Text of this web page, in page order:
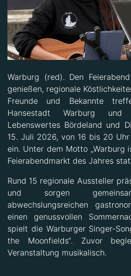
Warburg (red). Den
genießen, regionale
Freunde und Bekannte
Hansestadt Warburg und
Lebenswertes Bördeland und
15. Juli 2026, von 16 bis 20
ein. Unter dem Motto „Warburg
Feierabendmarkt des Jahres
Rund 15 regionale Aussteller
und sorgen
abwechslungsreichen
einen genussvollen
spielt die Warburger Singer-
the Moonfields“. Zuvor
Veranstaltung musikalisch.